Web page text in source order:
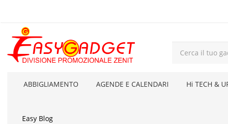
ABBIGLIAMENTO AGENDE E CALENDARI Hi TECH &
Easy Blog